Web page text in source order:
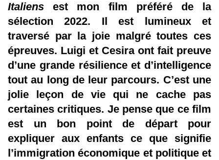
Italiens est mon film préféré de la
sélection 2022. Il est lumineux et
traversé par la joie malgré toutes ces
épreuves. Luigi et Cesira ont fait preuve
d’une grande résilience et d’intelligence
tout au long de leur parcours. C’est une
jolie leçon de vie qui ne cache pas
certaines critiques. Je pense que ce film
est un bon point de départ pour
expliquer aux enfants ce que signifie
l’immigration économique et politique et